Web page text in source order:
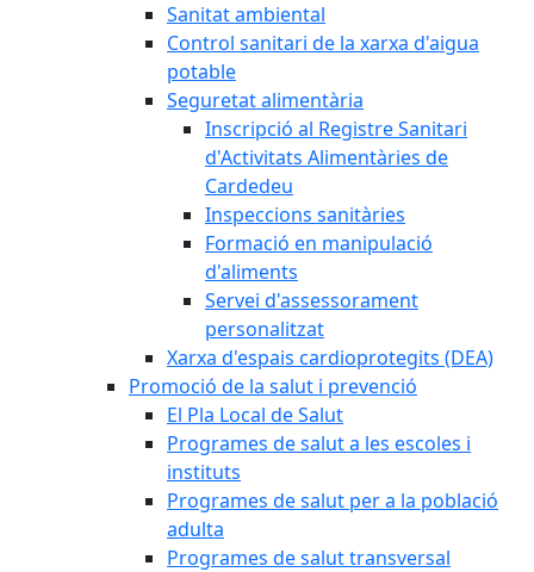
Sanitat ambiental
Control sanitari de la xarxa d'aigua
potable
Seguretat alimentària
Inscripció al Registre Sanitari
d'Activitats Alimentàries de
Cardedeu
Inspeccions sanitàries
Formació en manipulació
d'aliments
Servei d'assessorament
personalitzat
Xarxa d'espais cardioprotegits (DEA)
Promoció de la salut i prevenció
El Pla Local de Salut
Programes de salut a les escoles i
instituts
Programes de salut per a la població
adulta
Programes de salut transversal